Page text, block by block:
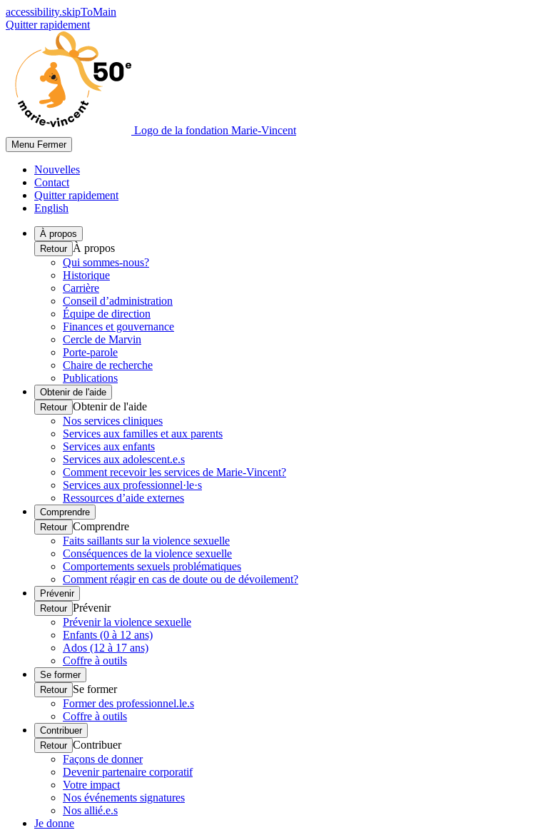
accessibility.skipToMain
Quitter rapidement
Logo de la fondation Marie-Vincent
Menu Fermer
Nouvelles
Contact
Quitter rapidement
English
À propos
Retour À propos
Qui sommes-nous?
Historique
Carrière
Conseil d’administration
Équipe de direction
Finances et gouvernance
Cercle de Marvin
Porte-parole
Chaire de recherche
Publications
Obtenir de l'aide
Retour Obtenir de l'aide
Nos services cliniques
Services aux familles et aux parents
Services aux enfants
Services aux adolescent.e.s
Comment recevoir les services de Marie-Vincent?
Services aux professionnel·le·s
Ressources d’aide externes
Comprendre
Retour Comprendre
Faits saillants sur la violence sexuelle
Conséquences de la violence sexuelle
Comportements sexuels problématiques
Comment réagir en cas de doute ou de dévoilement?
Prévenir
Retour Prévenir
Prévenir la violence sexuelle
Enfants (0 à 12 ans)
Ados (12 à 17 ans)
Coffre à outils
Se former
Retour Se former
Former des professionnel.le.s
Coffre à outils
Contribuer
Retour Contribuer
Façons de donner
Devenir partenaire corporatif
Votre impact
Nos événements signatures
Nos allié.e.s
Je donne